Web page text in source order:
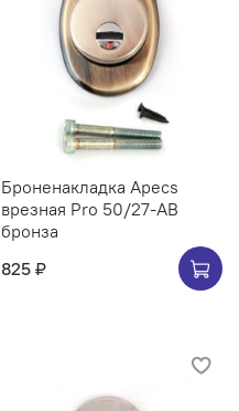
Броненакладка Apecs
врезная Pro 50/27-AB
бронза
825 ₽